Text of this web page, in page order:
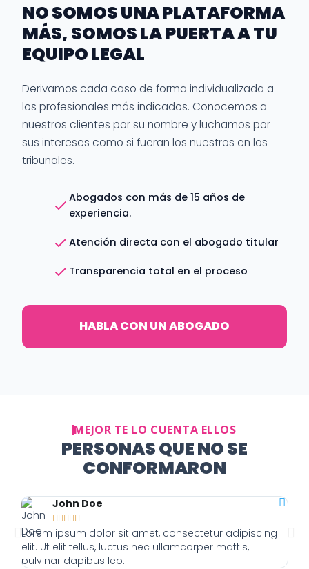
NO SOMOS UNA PLATAFORMA
MÁS, SOMOS LA PUERTA A TU
EQUIPO LEGAL
Derivamos cada caso de forma individualizada a
los profesionales más indicados. Conocemos a
nuestros clientes por su nombre y luchamos por
sus intereses como si fueran los nuestros en los
tribunales.
Abogados con más de 15 años de
experiencia.
Atención directa con el abogado titular
Transparencia total en el proceso
HABLA CON UN ABOGADO
MEJOR TE LO CUENTA ELLOS
PERSONAS QUE NO SE
CONFORMARON
John Doe
    
Lorem ipsum dolor sit amet, consectetur adipiscing
elit. Ut elit tellus, luctus nec ullamcorper mattis,
pulvinar dapibus leo.